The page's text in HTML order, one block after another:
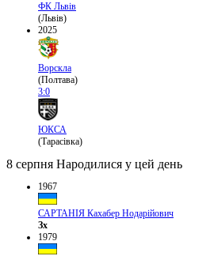
ФК Львів
(Львів)
2025
Ворскла
(Полтава)
3:0
ЮКСА
(Тарасівка)
8 серпня Народилися у цей день
1967
САРТАНІЯ Кахабер Нодарійович
Зх
1979